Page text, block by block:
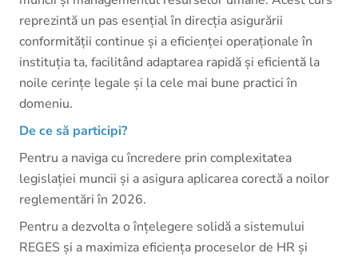
reprezintă un pas esențial în direcția asigurării
conformității continue și a eficienței operaționale în
instituția ta, facilitând adaptarea rapidă și eficientă la
noile cerințe legale și la cele mai bune practici în
domeniu.
De ce să participi?
Pentru a naviga cu încredere prin complexitatea
legislației muncii și a asigura aplicarea corectă a noilor
reglementări în 2026.
Pentru a dezvolta o înțelegere solidă a sistemului
REGES și a maximiza eficiența proceselor de HR și